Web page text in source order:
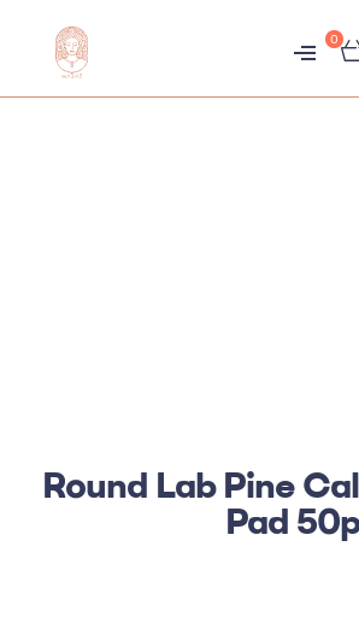
0
متجر
Round Lab Pine
Pad